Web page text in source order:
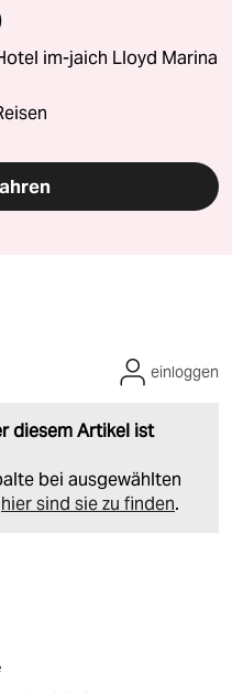
im-jaich Lloyd Marina
diesem Artikel ist
bei ausgewählten
hier sind sie zu finden.
einloggen